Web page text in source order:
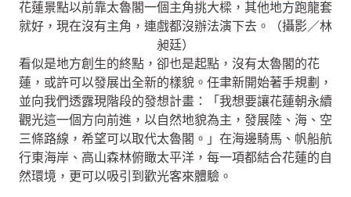
花蓮景點以前靠太魯閣一個主角挑大樑，其他地方跑龍套
就好，現在沒有主角，連戲都沒辦法演下去。（攝影／林
昶廷）
看似是地方創生的終點，卻也是起點，沒有太魯閣的花
蓮，或許可以發展出全新的樣貌。任聿新開始著手規劃，
並向我們透露現階段的發想計畫：「我想要讓花蓮朝永續
觀光這一個方向前進，以自然地貌為主，發展陸、海、空
三條路線，希望可以取代太魯閣。」在海邊騎馬、帆船航
行東海岸、高山森林俯瞰太平洋，每一項都結合花蓮的自
然環境，更可以吸引到歡光客來體驗。